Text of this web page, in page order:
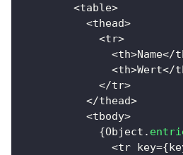
<table>
<thead>
<tr>
<th>Name</
<th>Wert</
</tr>
</thead>
<tbody>
{Object .
<tr key={